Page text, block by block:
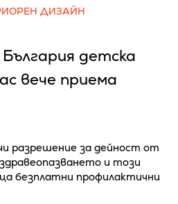
ДИЗАЙН
детска
вече приема
разрешение за дейност от
и този
безплатни профилактични